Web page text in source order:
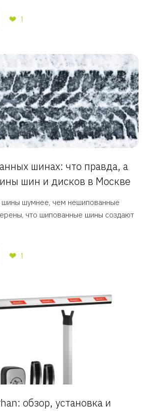
1
шинах: что правда, а
шин и дисков в Москве
шумнее, чем нешипованные
что шипованные шины создают
1
обзор, установка и